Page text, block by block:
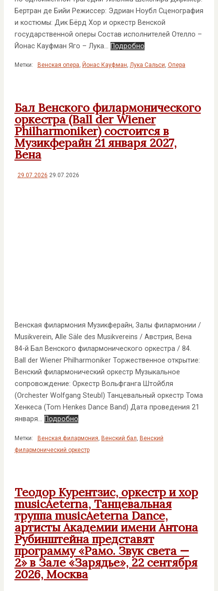
Бертран де Бийи Режиссер: Эдриан Ноубл Сценография
и костюмы: Дик Бёрд Хор и оркестр Венской
государственной оперы Состав исполнителей Отелло –
Йонас Кауфман Яго – Лука… Подробно
Метки: Венская опера, Йонас Кауфман, Лука Сальси, Опера
Бал Венского филармонического
оркестра (Ball der Wiener
Philharmoniker) состоится в
Музикферайн 21 января 2027,
Вена
29.07.2026 29.07.2026
Венская филармония Музикферайн, Залы филармонии /
Musikverein, Alle Säle des Musikvereins / Австрия, Вена
84-й Бал Венского филармонического оркестра / 84.
Ball der Wiener Philharmoniker Торжественное открытие:
Венский филармонический оркестр Музыкальное
сопровождение: Оркестр Вольфганга Штойбля
(Orchester Wolfgang Steubl) Танцевальный оркестр Тома
Хенкеса (Tom Henkes Dance Band) Дата проведения 21
января… Подробно
Метки: Венская филармония, Венский бал, Венский
филармонический оркестр
Теодор Курентзис, оркестр и хор
musicAeterna, Танцевальная
труппа musicAeterna Dance,
артисты Академии имени Антона
Рубинштейна представят
программу «Рамо. Звук света —
2» в Зале «Зарядье», 22 сентября
2026, Москва